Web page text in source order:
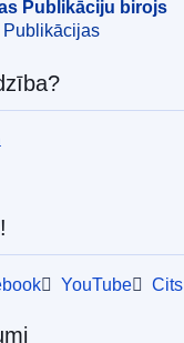
Publikāciju birojs
Publikācijas
YouTube Cits